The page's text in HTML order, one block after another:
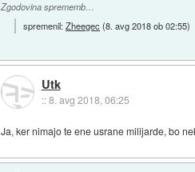
Zgodovina sprememb…
spremenil:Zheegec (8. avg 2018 ob 02:55)
Utk
::8. avg 2018, 06:25
Ja, ker nimajo te ene usrane milijarde, bo